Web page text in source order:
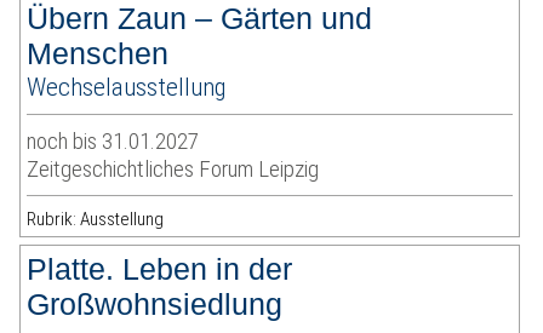
Übern Zaun – Gärten und
Menschen
Wechselausstellung
noch bis 31.01.2027
Zeitgeschichtliches Forum Leipzig
Rubrik: Ausstellung
Platte. Leben in der
Großwohnsiedlung